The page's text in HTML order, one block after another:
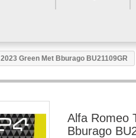
Green Met Bburago BU21109GR
Alfa Romeo
Bburago